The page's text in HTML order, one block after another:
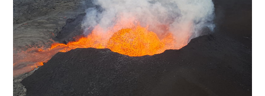
Kilauea
,
Ecuador
/
Galapagos
:
Fernandina
,
Guatemala
:
Fuego